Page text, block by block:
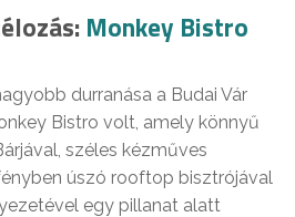
Monkey Bistro
durranása a Budai Vár
Bistro volt, amely könnyű
széles kézműves
úszó rooftop bisztrójával
egy pillanat alatt